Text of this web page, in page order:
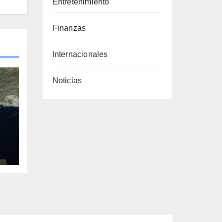
Entretenimiento
Finanzas
Internacionales
Noticias